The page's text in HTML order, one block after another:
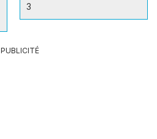
3
PUBLICITÉ